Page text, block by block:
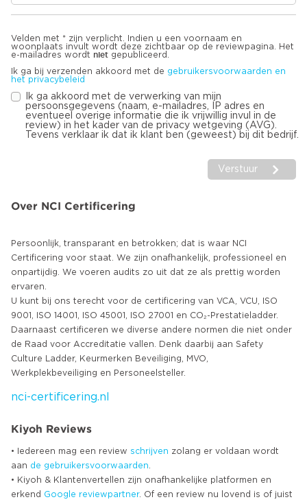
Velden met * zijn verplicht. Indien u een voornaam en
woonplaats invult wordt deze zichtbaar op de reviewpagina. Het
e-mailadres wordt niet gepubliceerd.
Ik ga bij verzenden akkoord met de gebruikersvoorwaarden en
het privacybeleid
Ik ga akkoord met de verwerking van mijn
persoonsgegevens (naam, e-mailadres, IP adres en
eventueel overige informatie die ik vrijwillig invul in de
review) in het kader van de privacy wetgeving (AVG).
Tevens verklaar ik dat ik klant ben (geweest) bij dit bedrijf.
Verstuur
Over NCI Certificering
Persoonlijk, transparant en betrokken; dat is waar NCI
Certificering voor staat. We zijn onafhankelijk, professioneel en
onpartijdig. We voeren audits zo uit dat ze als prettig worden
ervaren.
U kunt bij ons terecht voor de certificering van VCA, VCU, ISO
9001, ISO 14001, ISO 45001, ISO 27001 en CO₂-Prestatieladder.
Daarnaast certificeren we diverse andere normen die niet onder
de Raad voor Accreditatie vallen. Denk daarbij aan Safety
Culture Ladder, Keurmerken Beveiliging, MVO,
nci-certificering.nl
Kiyoh Reviews
• Iedereen mag een review schrijven zolang er voldaan wordt
aan de gebruikersvoorwaarden
• Kiyoh & Klantenvertellen zijn onafhankelijke platformen en
erkend Google reviewpartner. Of een review nu lovend is of juist